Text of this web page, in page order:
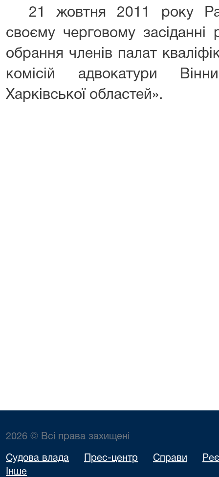
21 жовтня 2011 року
своєму черговому засіданні
обрання членів палат
комісій адвокатури
Харківської областей».
2026 © Всі права захищені
Судова влада Прес-центр Справи
Інше